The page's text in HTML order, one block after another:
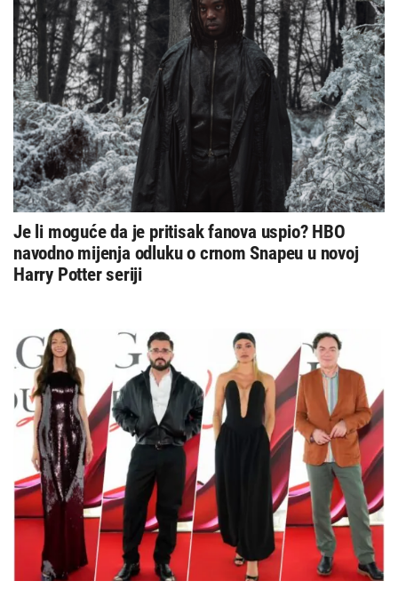
Je li moguće da je pritisak fanova uspio? HBO
navodno mijenja odluku o crnom Snapeu u novoj
Harry Potter seriji